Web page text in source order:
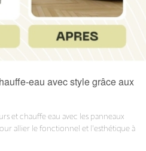
eau avec style grâce aux
et chauffe eau avec les panneaux
allier le fonctionnel et l'esthétique à